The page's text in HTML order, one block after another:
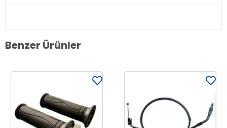
Benzer Ürünler